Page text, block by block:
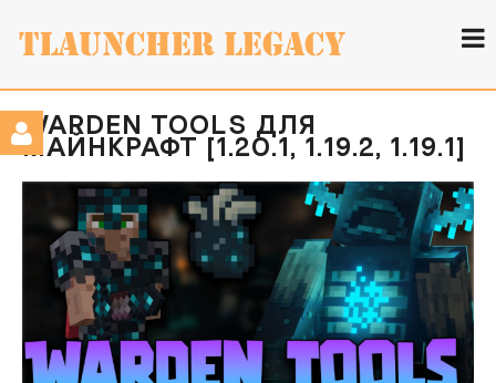
WARDEN TOOLS ДЛЯ
МАЙНКРАФТ [1.20.1, 1.19.2, 1.19.1]